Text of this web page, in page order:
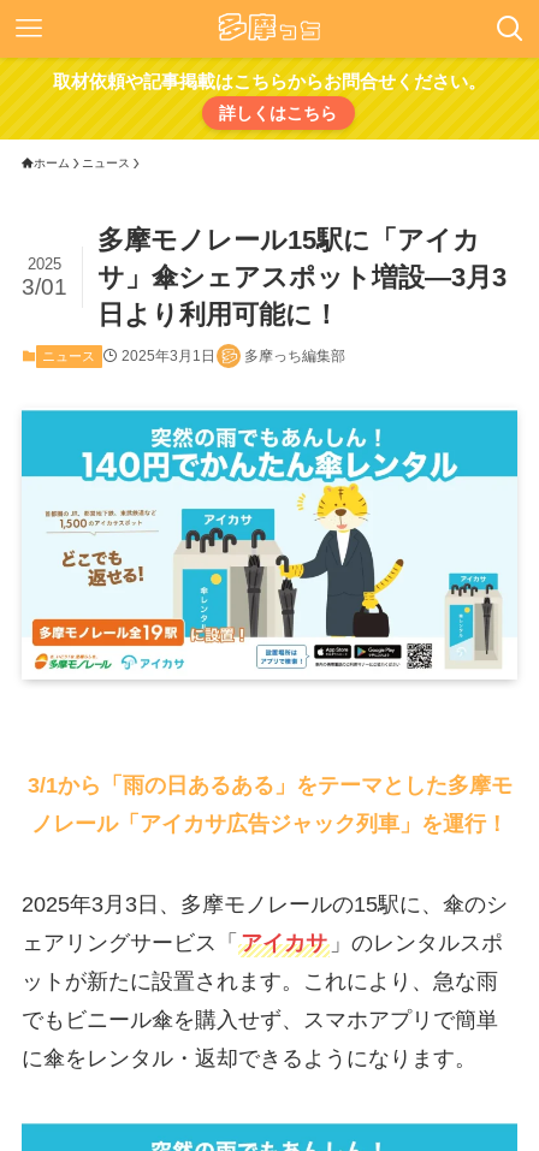
取材依頼や記事掲載はこちらからお問合せください。
詳しくはこちら
ホーム ニュース
多摩モノレール15駅に「アイカ
サ」傘シェアスポット増設—3月3
日より利用可能に！
2025
3/01
ニュース 2025年3月1日 多摩っち編集部
3/1から「雨の日あるある」をテーマとした多摩モ
ノレール「アイカサ広告ジャック列車」を運行！
2025年3月3日、多摩モノレールの15駅に、傘のシ
ェアリングサービス「 アイカサ」のレンタルスポ
ットが新たに設置されます。これにより、急な雨
でもビニール傘を購入せず、スマホアプリで簡単
に傘をレンタル・返却できるようになります。